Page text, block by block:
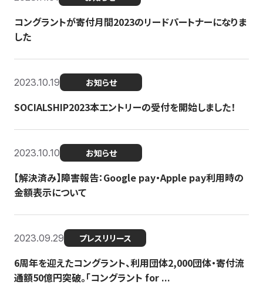
コングラントが寄付月間2023のリードパートナーになりま
した
2023.10.19 お知らせ
SOCIALSHIP2023本エントリーの受付を開始しました！
2023.10.10 お知らせ
【解決済み】障害報告：Google pay・Apple pay利用時の
金額表示について
2023.09.29 プレスリリース
6周年を迎えたコングラント、利用団体2,000団体・寄付流
通額50億円突破。「コングラント for ...